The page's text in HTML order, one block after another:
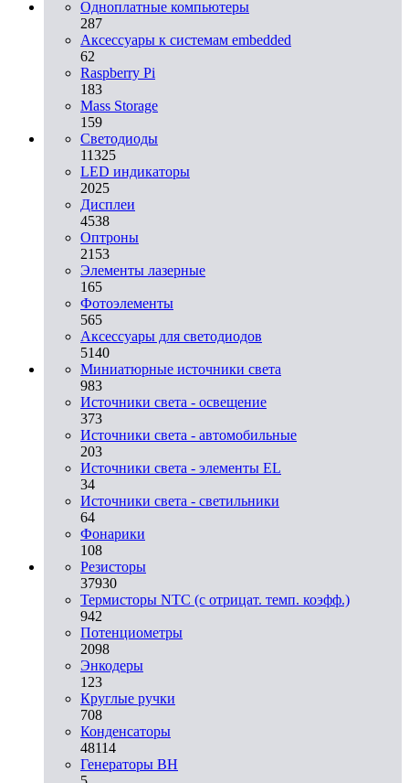
Одноплатные компьютеры
287
Аксессуары к системам embedded
62
Raspberry Pi
183
Mass Storage
159
Светодиоды
11325
LED индикаторы
2025
Дисплеи
4538
Оптроны
2153
Элементы лазерные
165
Фотоэлементы
565
Аксессуары для светодиодов
5140
Миниатюрные источники света
983
Источники света - освещение
373
Источники света - автомобильные
203
Источники света - элементы EL
34
Источники света - светильники
64
Фонарики
108
Резисторы
37930
Термисторы NTC (с отрицат. темп. коэфф.)
942
Потенциометры
2098
Энкодеры
123
Круглые ручки
708
Конденсаторы
48114
Генераторы ВН